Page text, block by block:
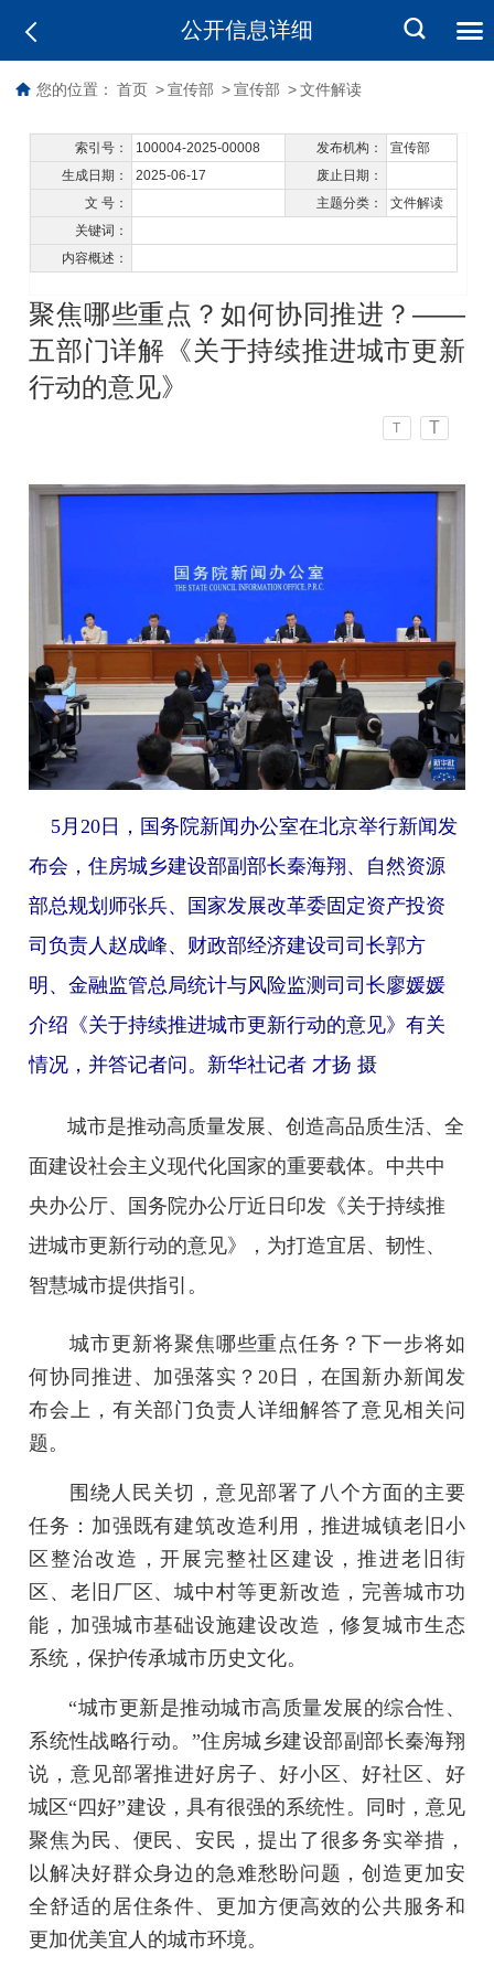
公开信息详细
您的位置： 首页 > 宣传部 > 宣传部 > 文件解读
索引号： 100004-2025-00008 发布机构：
宣传部
生成日期：
2025-06-17
废止日期：
文 号：
主题分类：
文件解读
关键词：
内容概述：
聚焦哪些重点？如何协同推进？——
五部门详解《关于持续推进城市更新
行动的意见》
T T
5月20日，国务院新闻办公室在北京举行新闻发
布会，住房城乡建设部副部长秦海翔、自然资源
部总规划师张兵、国家发展改革委固定资产投资
司负责人赵成峰、财政部经济建设司司长郭方
明、金融监管总局统计与风险监测司司长廖媛媛
介绍《关于持续推进城市更新行动的意见》有关
情况，并答记者问。新华社记者 才扬 摄
城市是推动高质量发展、创造高品质生活、全
面建设社会主义现代化国家的重要载体。中共中
央办公厅、国务院办公厅近日印发《关于持续推
进城市更新行动的意见》，为打造宜居、韧性、
智慧城市提供指引。
城市更新将聚焦哪些重点任务？下一步将如
何协同推进、加强落实？20日，在国新办新闻发
布会上，有关部门负责人详细解答了意见相关问
题。
围绕人民关切，意见部署了八个方面的主要
任务：加强既有建筑改造利用，推进城镇老旧小
区整治改造，开展完整社区建设，推进老旧街
区、老旧厂区、城中村等更新改造，完善城市功
能，加强城市基础设施建设改造，修复城市生态
系统，保护传承城市历史文化。
“城市更新是推动城市高质量发展的综合性、
系统性战略行动。”住房城乡建设部副部长秦海翔
说，意见部署推进好房子、好小区、好社区、好
城区“四好”建设，具有很强的系统性。同时，意见
聚焦为民、便民、安民，提出了很多务实举措，
以解决好群众身边的急难愁盼问题，创造更加安
全舒适的居住条件、更加方便高效的公共服务和
更加优美宜人的城市环境。